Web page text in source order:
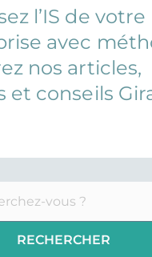
l’IS de votre
avec
nos articles,
et conseils